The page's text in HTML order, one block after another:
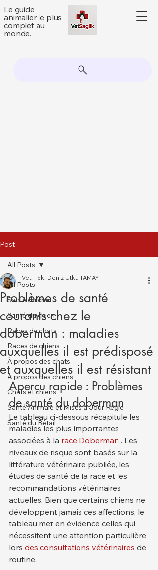
Le guide
animalier le plus
complet au
monde.
Post
All Posts
Santé du chat
Santé du chien
Races de chats
Races de chiens
À propos des chats
À propos des chiens
Chats et chiens
Santé Animale et Mises à Jour Régle
Santé du Bétail
All Posts
Problèmes de santé
courants chez le
doberman : maladies
auxquelles il est prédisposé
et auxquelles il est résistant
Vet. Tek. Deniz Utku TAMAY
Aperçu rapide : Problèmes
de santé du doberman
Le tableau ci-dessous récapitule les
maladies les plus importantes
associées à la race Doberman . Les
niveaux de risque sont basés sur la
littérature vétérinaire publiée, les
études de santé de la race et les
recommandations vétérinaires
actuelles. Bien que certains chiens ne
développent jamais ces affections, le
tableau met en évidence celles qui
nécessitent une attention particulière
lors des consultations vétérinaires de
routine.